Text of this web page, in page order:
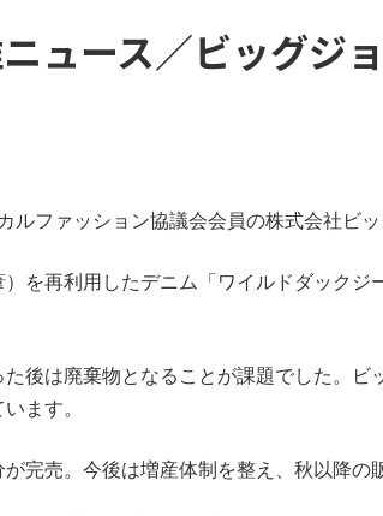
ニュース／ビッグジ
ファッション協議会会員の株式会社ビ
を再利用したデニム「ワイルドダック
後は廃棄物となることが課題でした。
ます。
完売。今後は増産体制を整え、秋以降の